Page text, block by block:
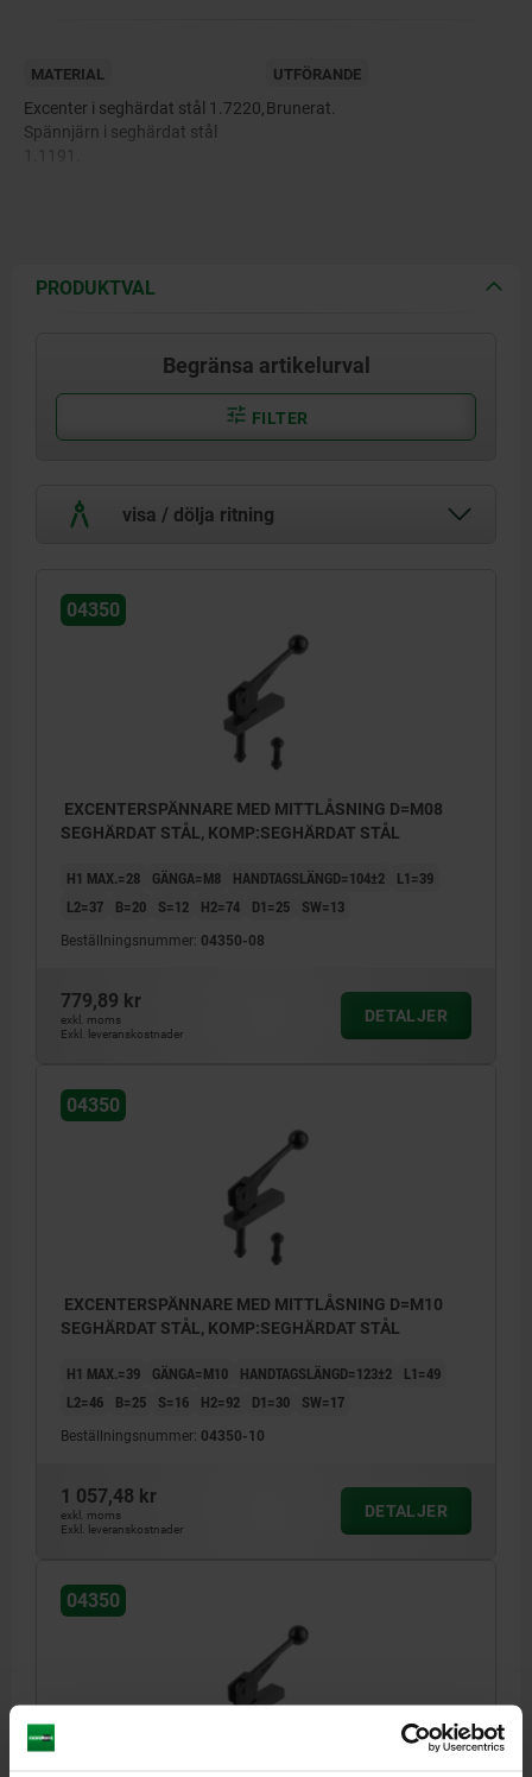
MATERIAL
Excenter i seghärdat stål 1.7220,
Spännjärn i seghärdat stål
UTFÖRANDE
Brunerat.
PRODUKTVAL
Begränsa artikelurval
FILTER
visa / dölja ritning
04350
EXCENTERSPÄNNARE MED MITTLÅSNING D=M08
SEGHÄRDAT STÅL, KOMP:SEGHÄRDAT STÅL
H1 MAX.=28 GÄNGA=M8 HANDTAGSLÄNGD=104±2
L1=39
L2=37
B=20 S=12 H2=74 D1=25 SW=13
Beställningsnummer: 04350-08
779,89 kr
exkl. moms
Exkl. leveranskostnader
DETALJER
04350
EXCENTERSPÄNNARE MED MITTLÅSNING D=M10
SEGHÄRDAT STÅL, KOMP:SEGHÄRDAT STÅL
H1 MAX.=39 GÄNGA=M10 HANDTAGSLÄNGD=123±2
L1=49
L2=46
B=25 S=16 H2=92 D1=30 SW=17
Beställningsnummer: 04350-10
1 057,48 kr
exkl. moms
Exkl. leveranskostnader
DETALJER
04350